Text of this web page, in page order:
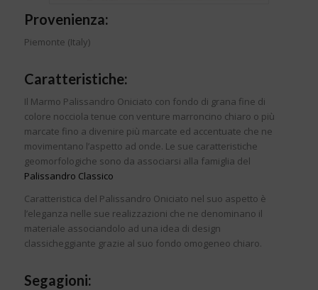
Provenienza:
Piemonte (Italy)
Caratteristiche:
Il Marmo Palissandro Oniciato con fondo di grana fine di
colore nocciola tenue con venture marroncino chiaro o più
marcate fino a divenire più marcate ed accentuate che ne
movimentano l’aspetto ad onde. Le sue caratteristiche
geomorfologiche sono da associarsi alla famiglia del
Palissandro Classico
Caratteristica del Palissandro Oniciato nel suo aspetto è
l’eleganza nelle sue realizzazioni che ne denominano il
materiale associandolo ad una idea di design
classicheggiante grazie al suo fondo omogeneo chiaro.
Segagioni: